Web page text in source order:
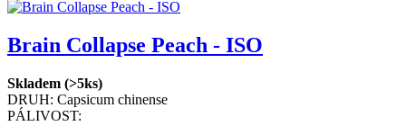
Brain Collapse Peach - ISO
Skladem (>5ks)
DRUH: Capsicum chinense
PÁLIVOST: